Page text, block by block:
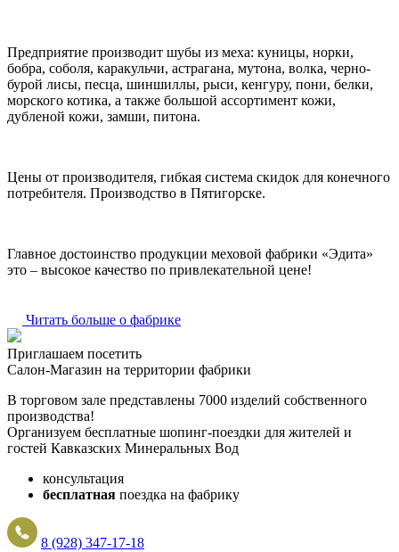
Предприятие производит шубы из меха: куницы, норки,
бобра, соболя, каракульчи, астрагана, мутона, волка, черно-
бурой лисы, песца, шиншиллы, рыси, кенгуру, пони, белки,
морского котика, а также большой ассортимент кожи,
дубленой кожи, замши, питона.
Цены от производителя, гибкая система скидок для конечного
потребителя. Производство в Пятигорске.
Главное достоинство продукции меховой фабрики «Эдита»
это – высокое качество по привлекательной цене!
Читать больше о фабрике
Приглашаем посетить
Салон-Магазин на территории фабрики
В торговом зале представлены 7000 изделий собственного
производства!
Организуем бесплатные шопинг-поездки для жителей и
гостей Кавказских Минеральных Вод
консультация
бесплатная поездка на фабрику
8 (928) 347-17-18